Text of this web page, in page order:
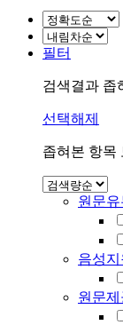
필터
검색결과 좁
선택해제
좁혀본 항목
원문유
음성
원문제